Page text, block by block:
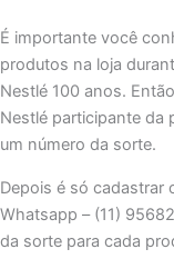
É importante você
produtos na loja
Nestlé 100 anos.
Nestlé participante da
um número da sorte.
Depois é só cadastrar
Whatsapp – (11)
da sorte para cada